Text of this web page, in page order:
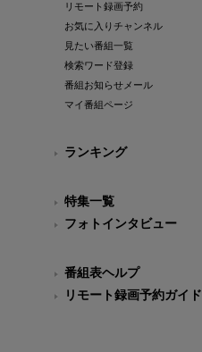
リモート録画予約
お気に入りチャンネル
見たい番組一覧
検索ワード登録
番組お知らせメール
マイ番組ページ
ランキング
特集一覧
フォトインタビュー
番組表ヘルプ
リモート録画予約ガイド